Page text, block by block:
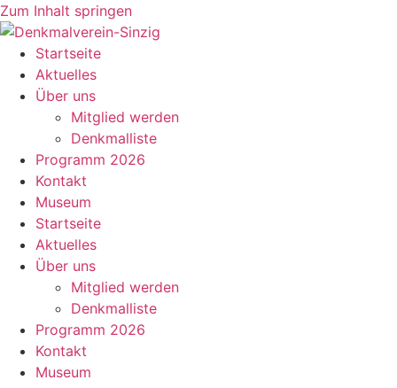
Zum Inhalt springen
Startseite
Aktuelles
Über uns
Mitglied werden
Denkmalliste
Programm 2026
Kontakt
Museum
Startseite
Aktuelles
Über uns
Mitglied werden
Denkmalliste
Programm 2026
Kontakt
Museum